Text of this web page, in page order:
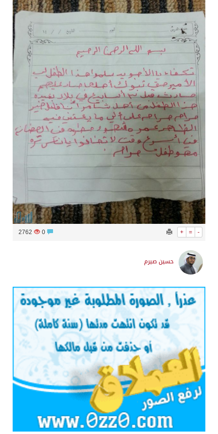
مصدر سعودي مسؤول: تنسيق بين الميليشيات الحوثية والعراقية وإيران للإعداد لاعتداءات تستهدف المملكة
حالة الطقس المتوقعة اليوم في المملكة
+ = -
2762
حسين صيرم